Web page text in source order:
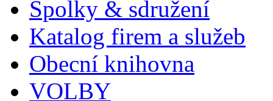
Spolky & sdružení
Katalog firem a služeb
Obecní knihovna
VOLBY